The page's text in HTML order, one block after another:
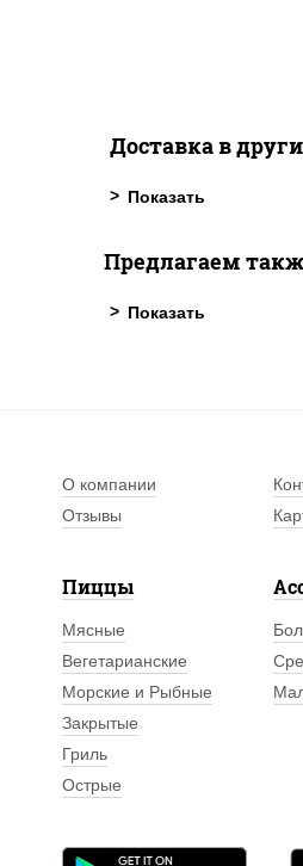
Доставка в
Предлагаем
О компании
Отзывы
Пиццы
Мясные
Вегетарианские
Морские и Рыбные
Закрытые
Гриль
Острые